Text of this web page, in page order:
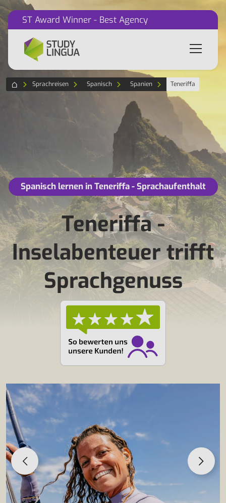
ST Award Winner - Best Agency
Sprachreisen Spanisch Spanien Teneriffa
Spanisch lernen in Teneriffa - Sprachaufenthalt
Teneriffa -
Inselabenteuer trifft
Sprachgenuss